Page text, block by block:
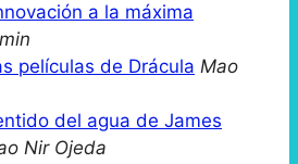
a la máxima
películas de Drácula Mao
del agua de James
Nir Ojeda